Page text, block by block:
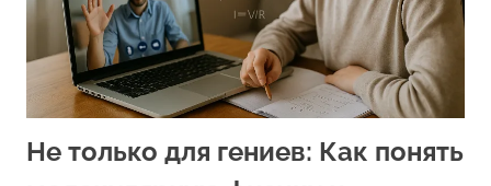
Не только для гениев: Как понять